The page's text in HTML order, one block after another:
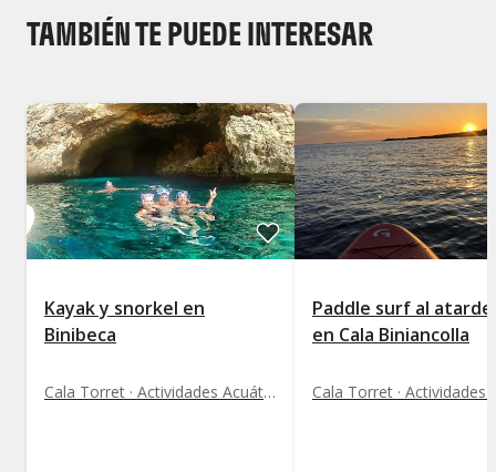
TAMBIÉN TE PUEDE INTERESAR
Kayak y snorkel en
Binibeca
Cala Torret · Actividades Acuáticas
Paddle surf al
en Cala Biniancolla